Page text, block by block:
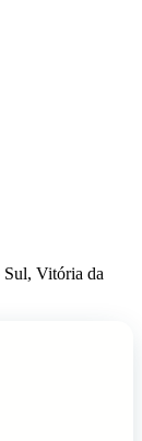
Sul, Vitória da